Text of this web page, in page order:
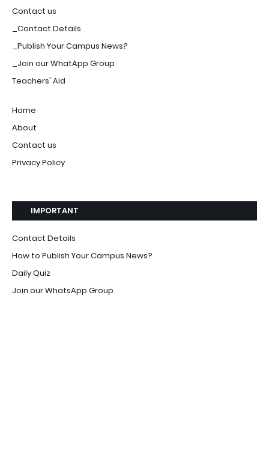
Contact us
_Contact Details
_Publish Your Campus News?
_Join our WhatApp Group
Teachers' Aid
Home
About
Contact us
Privacy Policy
IMPORTANT
Contact Details
How to Publish Your Campus News?
Daily Quiz
Join our WhatsApp Group